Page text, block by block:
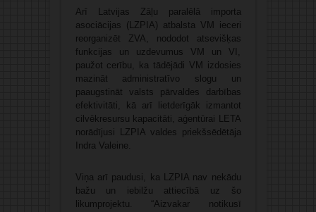
Arī Latvijas Zāļu paralēlā importa
asociācijas (LZPIA) atbalsta VM ieceri
reorganizēt ZVA, nododot atsevišķas
funkcijas un uzdevumus VM un VI,
paužot cerību, ka tādējādi VM izdosies
mazināt administratīvo slogu un
paaugstināt valsts pārvaldes darbības
efektivitāti, kā arī lietderīgāk izmantot
cilvēkresursu kapacitāti, aģentūrai LETA
norādījusi LZPIA valdes priekšsēdētāja
Indra Valeine.
Viņa arī paudusi, ka LZPIA nav nekādu
bažu un iebilžu attiecībā uz šo
likumprojektu. “Aizvakar notikusī